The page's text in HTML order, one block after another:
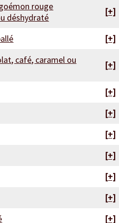
rouge
déshydraté
[+]
[+]
café, caramel ou
[+]
[+]
[+]
[+]
[+]
[+]
[+]
[+]